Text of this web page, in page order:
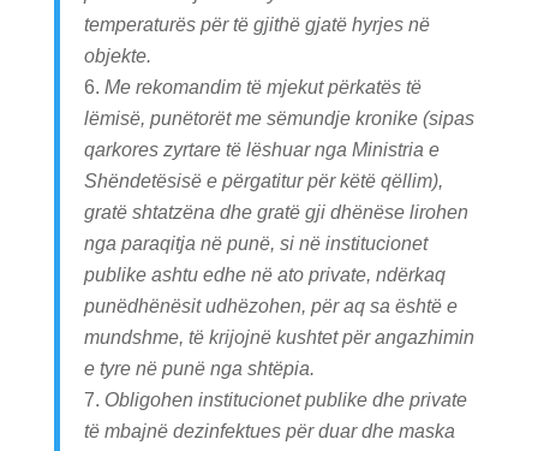
temperaturës për të gjithë gjatë hyrjes në
objekte.
Me rekomandim të mjekut përkatës të
lëmisë, punëtorët me sëmundje kronike (sipas
qarkores zyrtare të lëshuar nga Ministria e
Shëndetësisë e përgatitur për këtë qëllim),
gratë shtatzëna dhe gratë gji dhënëse lirohen
nga paraqitja në punë, si në institucionet
publike ashtu edhe në ato private, ndërkaq
punëdhënësit udhëzohen, për aq sa është e
mundshme, të krijojnë kushtet për angazhimin
e tyre në punë nga shtëpia.
Obligohen institucionet publike dhe private
të mbajnë dezinfektues për duar dhe maska